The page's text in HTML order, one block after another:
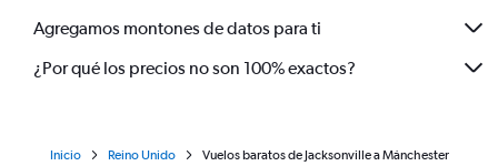
Agregamos montones de datos para ti
¿Por qué los precios no son 100% exactos?
Inicio Reino Unido Vuelos baratos de Jacksonville a Mánchester